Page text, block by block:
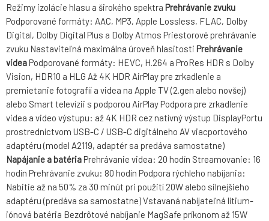
Režimy izolácie hlasu a širokého spektra Prehrávanie zvuku
Podporované formáty: AAC, MP3, Apple Lossless, FLAC, Dolby
Digital, Dolby Digital Plus a Dolby Atmos Priestorové prehrávanie
zvuku Nastaviteľná maximálna úroveň hlasitosti Prehrávanie
videaPodporované formáty: HEVC, H.264 a ProRes HDR s Dolby
Vision, HDR10 a HLG Až 4K HDR AirPlay pre zrkadlenie a
premietanie fotografií a videa na Apple TV (2.gen alebo novšej)
alebo Smart televízii s podporou AirPlay Podpora pre zrkadlenie
videa a video výstupu: až 4K HDR cez natívný výstup DisplayPortu
prostredníctvom USB-C / USB-C digitálneho AV viacportového
adaptéru (model A2119, adaptér sa predáva samostatne)
Napájanie a batériaPrehrávanie videa: 20 hodín Streamovanie: 16
hodín Prehrávanie zvuku: 80 hodín Podpora rýchleho nabíjania:
Nabitie až na 50% za 30 minút pri použití 20W alebo silnejšieho
adaptéru (predáva sa samostatne) Vstavaná nabíjateľná lítium-
iónová batéria Bezdrôtové nabíjanie MagSafe príkonom až 15W